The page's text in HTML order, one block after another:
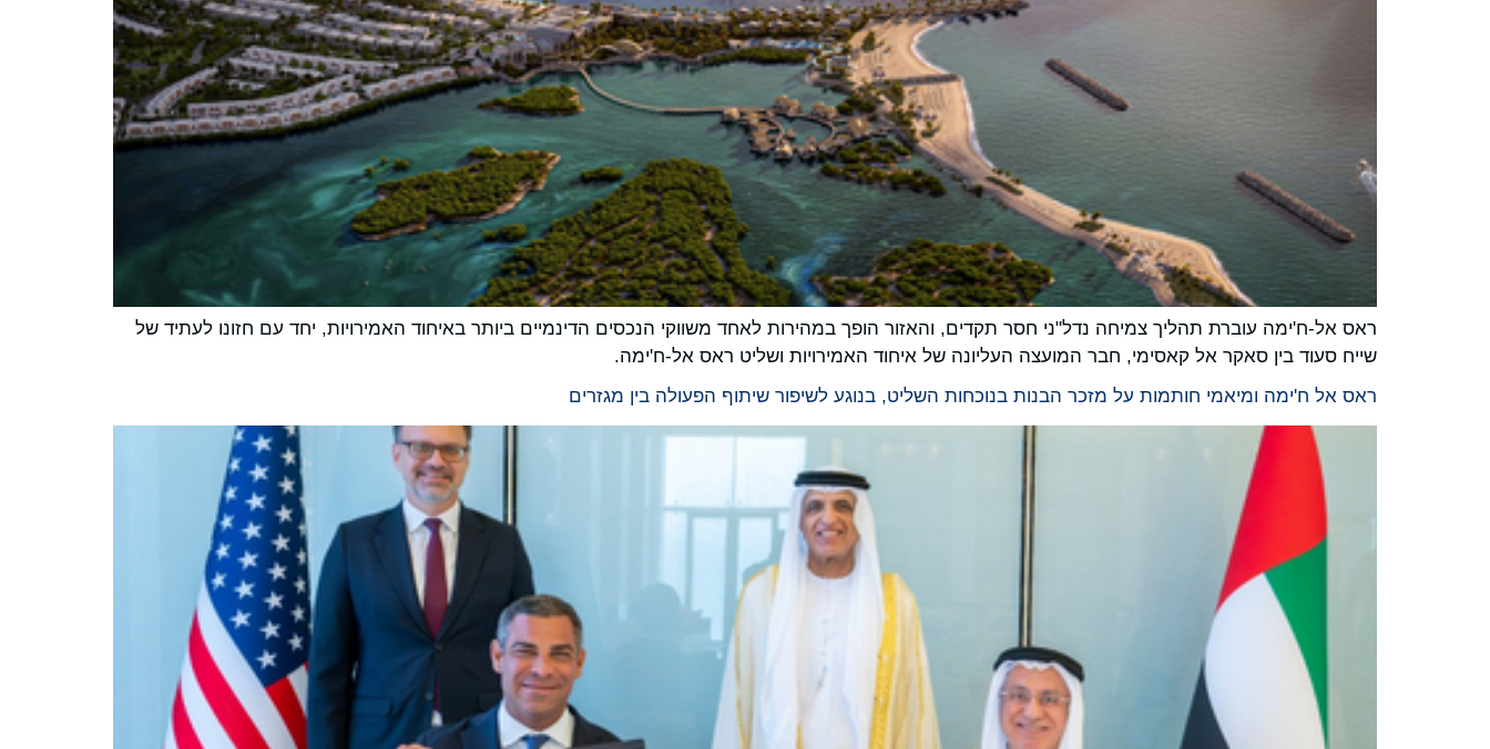
ראס אל-ח'ימה עוברת תהליך צמיחה נדל"ני חסר תקדים, והאזור הופך במהירות לאחד משווקי הנכסים הדינמיים ביותר באיחוד האמירויות, יחד עם חזונו לעתיד של
שייח סעוד בין סאקר אל קאסימי, חבר המועצה העליונה של איחוד האמירויות ושליט ראס אל-ח'ימה.
ראס אל ח'ימה ומיאמי חותמות על מזכר הבנות בנוכחות השליט, בנוגע לשיפור שיתוף הפעולה בין מגזרים